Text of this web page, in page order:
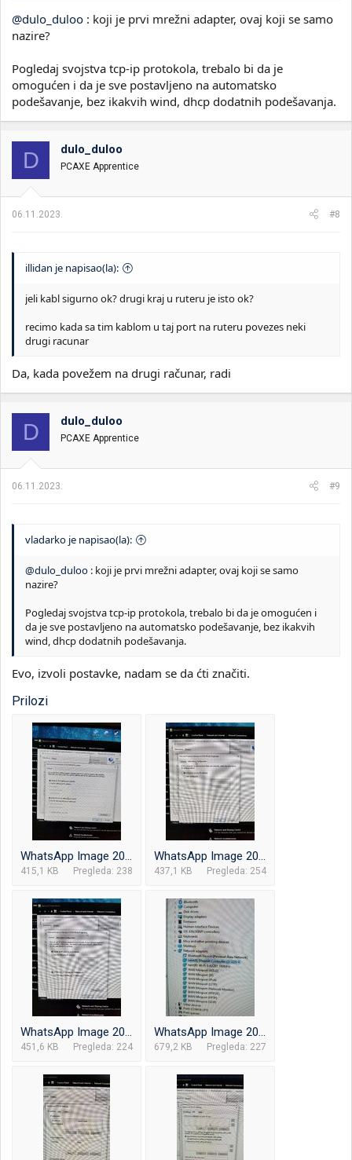
@dulo_duloo : koji je prvi mrežni adapter, ovaj koji se samo
nazire?
Pogledaj svojstva tcp-ip protokola, trebalo bi da je
omogućen i da je sve postavljeno na automatsko
podešavanje, bez ikakvih wind, dhcp dodatnih podešavanja.
D dulo_duloo
PCAXE Apprentice
06.11.2023. #8
illidan je napisao(la):
jeli kabl sigurno ok? drugi kraj u ruteru je isto ok?
recimo kada sa tim kablom u taj port na ruteru povezes neki
drugi racunar
Da, kada povežem na drugi računar, radi
D dulo_duloo
PCAXE Apprentice
06.11.2023. #9
vladarko je napisao(la):
@dulo_duloo : koji je prvi mrežni adapter, ovaj koji se samo
nazire?
Pogledaj svojstva tcp-ip protokola, trebalo bi da je omogućen i
da je sve postavljeno na automatsko podešavanje, bez ikakvih
wind, dhcp dodatnih podešavanja.
Evo, izvoli postavke, nadam se da ćti značiti.
Prilozi
WhatsApp Image 2023-11-06 at 00.10.51_d9747c8b.jpg
415,1 KB Pregleda: 238
WhatsApp Image 2023-11-06 at 00.10.51_077741c5.jpg
437,1 KB Pregleda: 254
WhatsApp Image 2023-11-06 at 00.10.51_9324e340.jpg
451,6 KB Pregleda: 224
WhatsApp Image 2023-11-06 at 00.10.51_be6d164b.jpg
679,2 KB Pregleda: 227